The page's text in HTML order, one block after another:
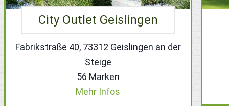
City Outlet Geislingen
Fabrikstraße 40, 73312 Geislingen an der
Steige
56 Marken
Mehr Infos